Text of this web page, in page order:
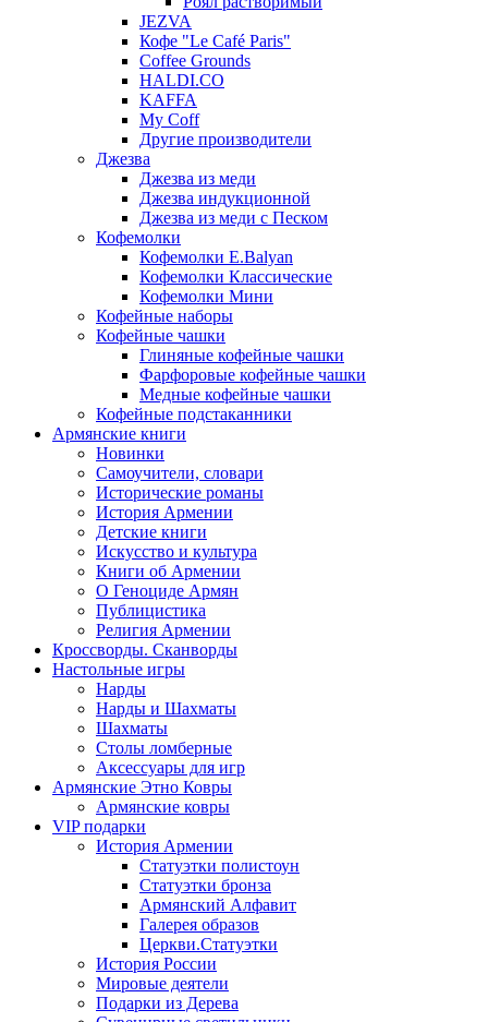
JEZVA
Кофе "Le Café Paris"
Coffee Grounds
HALDI.CO
KAFFA
My Coff
Другие производители
Джезва
Джезва из меди
Джезва индукционной
Джезва из меди с Песком
Кофемолки
Кофемолки E.Balyan
Кофемолки Классические
Кофемолки Мини
Кофейные наборы
Кофейные чашки
Глиняные кофейные чашки
Фарфоровые кофейные чашки
Медные кофейные чашки
Кофейные подстаканники
Армянские книги
Новинки
Самоучители, словари
Исторические романы
История Армении
Детские книги
Иcкусство и культура
Книги об Армении
О Геноциде Армян
Публицистика
Религия Армении
Кроссворды. Сканворды
Настольные игры
Нарды
Нарды и Шахматы
Шахматы
Столы ломберные
Аксессуары для игр
Армянские Этно Ковры
Армянские ковры
VIP подарки
История Армении
Статуэтки полистоун
Статуэтки бронза
Армянский Алфавит
Галерея образов
Церкви.Статуэтки
История России
Мировые деятели
Подарки из Дерева